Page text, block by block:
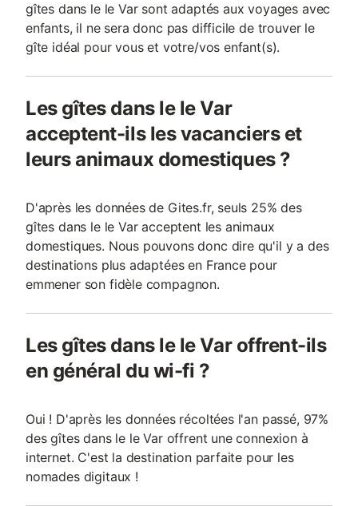
gîtes dans le le Var sont adaptés aux voyages avec
enfants, il ne sera donc pas difficile de trouver le
gîte idéal pour vous et votre/vos enfant(s).
Les gîtes dans le le Var
acceptent-ils les vacanciers et
leurs animaux domestiques ?
D'après les données de Gites.fr, seuls 25% des
gîtes dans le le Var acceptent les animaux
domestiques. Nous pouvons donc dire qu'il y a des
destinations plus adaptées en France pour
emmener son fidèle compagnon.
Les gîtes dans le le Var offrent-ils
en général du wi-fi ?
Oui ! D'après les données récoltées l'an passé, 97%
des gîtes dans le le Var offrent une connexion à
internet. C'est la destination parfaite pour les
nomades digitaux !